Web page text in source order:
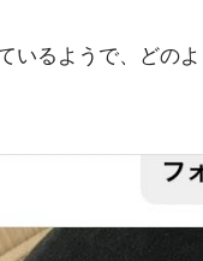
いるようで、どの